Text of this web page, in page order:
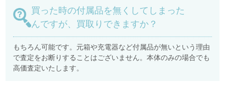
買った時の付属品を無くしてしまった
んですが、買取りできますか？
もちろん可能です。元箱や充電器など付属品が無いという理由
で査定をお断りすることはございません。本体のみの場合でも
高価査定いたします。